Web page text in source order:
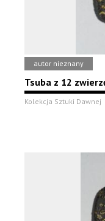
autor nieznany
Tsuba z 12
Kolekcja Sztuki Dawnej